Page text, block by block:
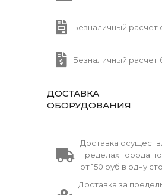
Безналичный расчет
Безналичный расчет
ДОСТАВКА
ОБОРУДОВАНИЯ
Доставка
пределах города
от 150 руб в одну
Доставка за